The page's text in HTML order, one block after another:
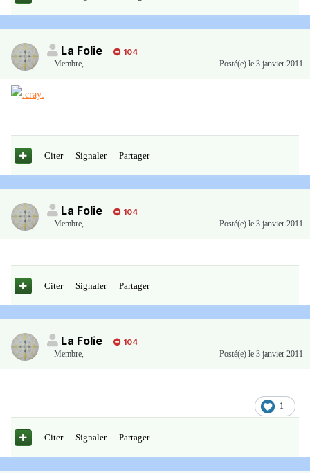
La Folie
104
Membre, Posté(e) le 3 janvier 2011
Citer Signaler Partager
La Folie
104
Membre, Posté(e) le 3 janvier 2011
Citer Signaler Partager
La Folie
104
Membre, Posté(e) le 3 janvier 2011
1
Citer Signaler Partager